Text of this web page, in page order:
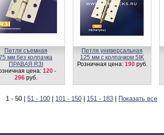
Петля съемная
мм без колпачка
ПРАВАЯ R3I
цена: 120 -
296руб.
Петля универсальная
125 мм с колпачком 5IK
Розничная цена: 190руб.
1 - 50 51 - 100 101 - 150 151 - 183 Показать все